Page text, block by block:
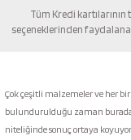
Tüm Kredi kartılarının
seçeneklerinden
Çok çeşitli malzemeler ve her
bulundurulduğu zaman
niteliğinde sonuç ortaya